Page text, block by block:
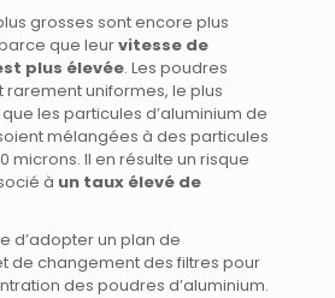
grosses sont encore plus
que leurvitesse de
plus élevée. Les poudres
rarement uniformes, le plus
les particules d’aluminium de
mélangées à des particules
microns. Il en résulte un risque
à un taux élevé de
d’adopter un plan de
de changement des filtres pour
des poudres d’aluminium.